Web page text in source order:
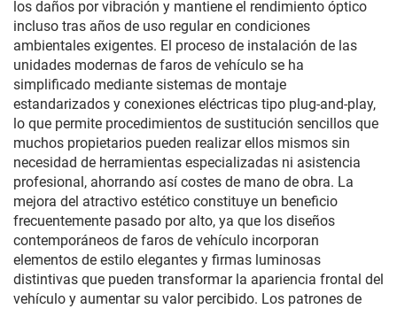
los daños por vibración y mantiene el rendimiento óptico
incluso tras años de uso regular en condiciones
ambientales exigentes. El proceso de instalación de las
unidades modernas de faros de vehículo se ha
simplificado mediante sistemas de montaje
estandarizados y conexiones eléctricas tipo plug-and-play,
lo que permite procedimientos de sustitución sencillos que
muchos propietarios pueden realizar ellos mismos sin
necesidad de herramientas especializadas ni asistencia
profesional, ahorrando así costes de mano de obra. La
mejora del atractivo estético constituye un beneficio
frecuentemente pasado por alto, ya que los diseños
contemporáneos de faros de vehículo incorporan
elementos de estilo elegantes y firmas luminosas
distintivas que pueden transformar la apariencia frontal del
vehículo y aumentar su valor percibido. Los patrones de